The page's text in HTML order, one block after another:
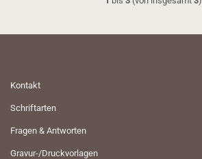
Kontakt
Schriftarten
Fragen & Antworten
Gravur-/Druckvorlagen